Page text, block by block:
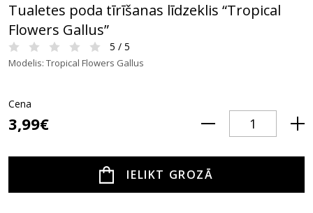
Tualetes poda tīrīšanas līdzeklis “Tropical
Flowers Gallus”
5 / 5
Modelis: Tropical Flowers Gallus
Cena
3,99€
IELIKT GROZĀ